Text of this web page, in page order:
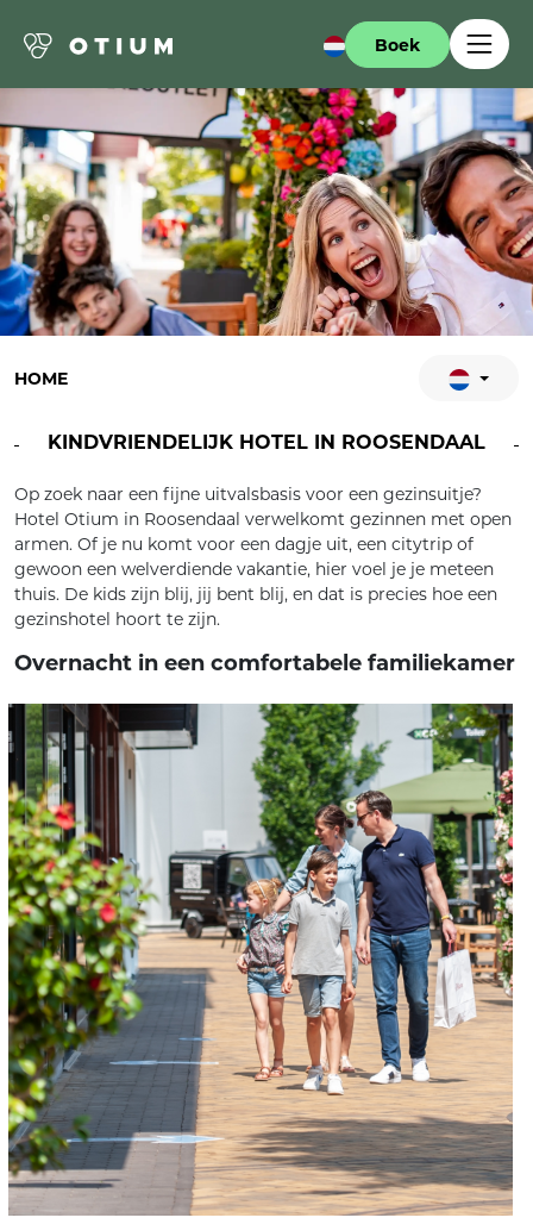
Boek
HOME
KINDVRIENDELIJK HOTEL IN ROOSENDAAL
Op zoek naar een fijne uitvalsbasis voor een gezinsuitje?
Hotel Otium in Roosendaal verwelkomt gezinnen met open
armen. Of je nu komt voor een dagje uit, een citytrip of
gewoon een welverdiende vakantie, hier voel je je meteen
thuis. De kids zijn blij, jij bent blij, en dat is precies hoe een
gezinshotel hoort te zijn.
Overnacht in een comfortabele familiekamer